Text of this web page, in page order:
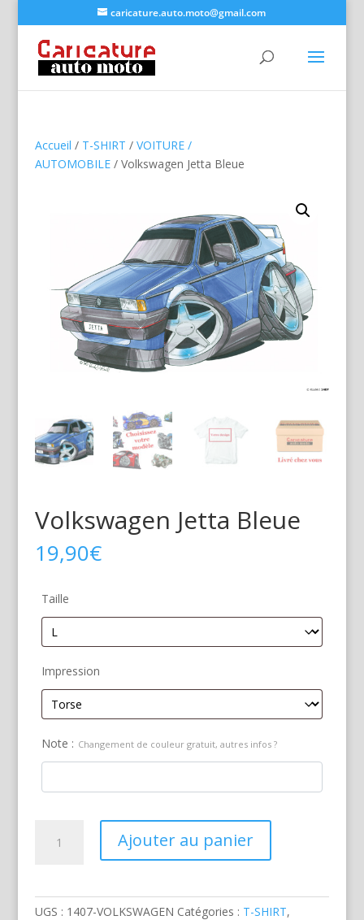
caricature.auto.moto@gmail.com
Accueil / T-SHIRT / VOITURE /
AUTOMOBILE/ Volkswagen Jetta Bleue
Volkswagen Jetta Bleue
19,90€
Taille
Impression
Note : Changement de couleur gratuit, autres infos ?
Ajouter au panier
UGS : 1407-VOLKSWAGEN Catégories : T-SHIRT,